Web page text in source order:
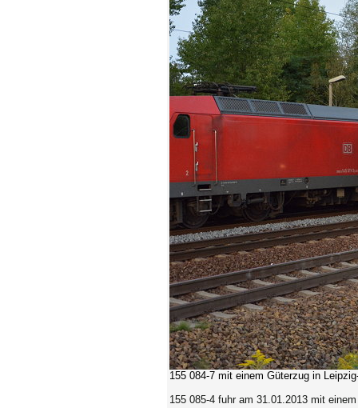
155 084-7 mit einem Güterzug in
155 085-4 fuhr am 31.01.2013 mit